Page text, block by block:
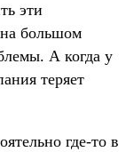
эти
большом
А когда у
теряет
где-то в